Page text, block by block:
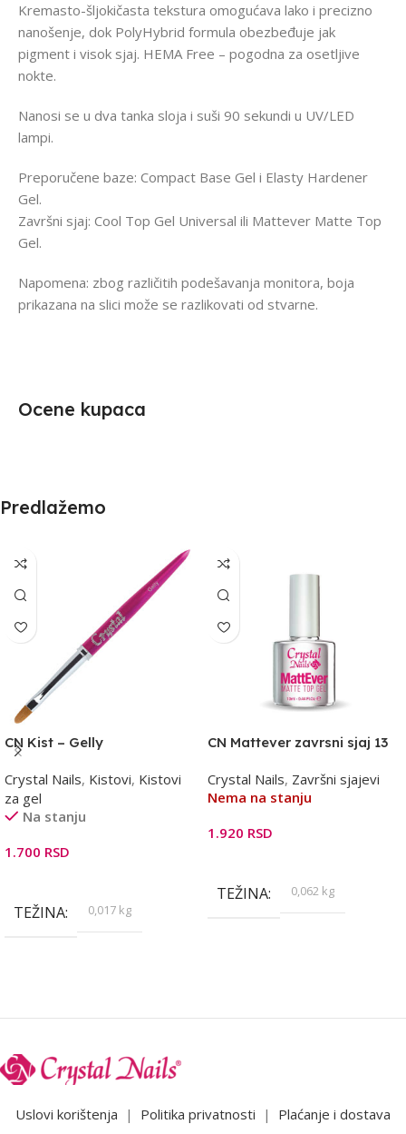
Kremasto-šljokičasta tekstura omogućava lako i precizno
nanošenje, dok PolyHybrid formula obezbeđuje jak
pigment i visok sjaj. HEMA Free – pogodna za osetljive
nokte.
Nanosi se u dva tanka sloja i suši 90 sekundi u UV/LED
lampi.
Preporučene baze: Compact Base Gel i Elasty Hardener
Gel.
Završni sjaj: Cool Top Gel Universal ili Mattever Matte Top
Gel.
Napomena: zbog različitih podešavanja monitora, boja
prikazana na slici može se razlikovati od stvarne.
Ocene kupaca
Predlažemo
CN Kist – Gelly
Crystal Nails, Kistovi, Kistovi
za gel
Na stanju
1.700 RSD
TEŽINA 0,017 kg
CN Mattever zavrsni sjaj 13
Crystal Nails, Završni sjajevi
Nema na stanju
1.920 RSD
TEŽINA 0,062 kg
Uslovi korištenja | Politika privatnosti | Plaćanje i dostava